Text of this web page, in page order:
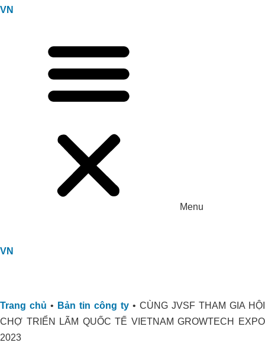
VN
Menu
VN
Trang chủ • Bản tin công ty • CÙNG JVSF THAM GIA HỘI
CHỢ TRIỂN LÃM QUỐC TẾ VIETNAM GROWTECH EXPO
2023
ORGANIC CARBON ĐÃ CÓ MẶT
TẠI CHÂU PHI